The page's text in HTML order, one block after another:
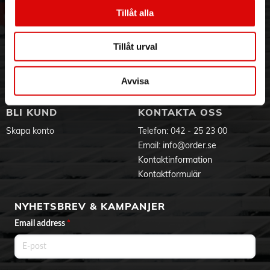
Tillåt alla
Tillåt urval
Avvisa
Visselblåsning
Aktuellt på Order
Service & Support
Godsefterlysning & Felleverans
Integritetspolicy
Om cookies
BLI KUND
Skapa konto
KONTAKTA OSS
Telefon: 042 - 25 23 00
Email: info@order.se
Kontaktinformation
Kontaktformulär
NYHETSBREV & KAMPANJER
Email address *